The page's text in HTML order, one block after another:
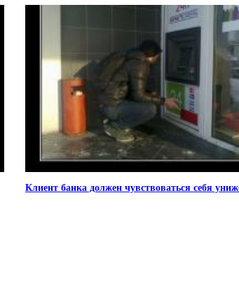
Клиент банка должен чувствоваться себя